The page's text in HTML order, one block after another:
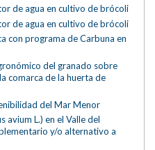
de agua en cultivo de brócoli
de agua en cultivo de brócoli
con programa de Carbuna en
del granado sobre
comarca de la huerta de
del Mar Menor
avium L.) en el Valle del
y/o alternativo a